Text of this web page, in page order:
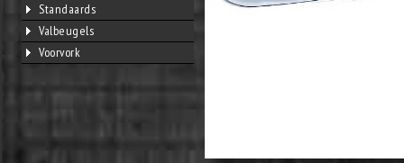
Standaards
Valbeugels
Voorvork